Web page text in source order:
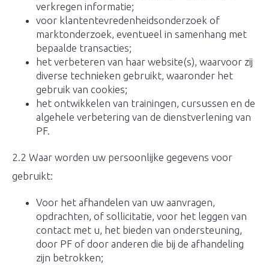
verkregen informatie;
voor klantentevredenheidsonderzoek of
marktonderzoek, eventueel in samenhang met
bepaalde transacties;
het verbeteren van haar website(s), waarvoor zij
diverse technieken gebruikt, waaronder het
gebruik van cookies;
het ontwikkelen van trainingen, cursussen en de
algehele verbetering van de dienstverlening van
PF.
2.2 Waar worden uw persoonlijke gegevens voor
gebruikt:
Voor het afhandelen van uw aanvragen,
opdrachten, of sollicitatie, voor het leggen van
contact met u, het bieden van ondersteuning,
door PF of door anderen die bij de afhandeling
zijn betrokken;